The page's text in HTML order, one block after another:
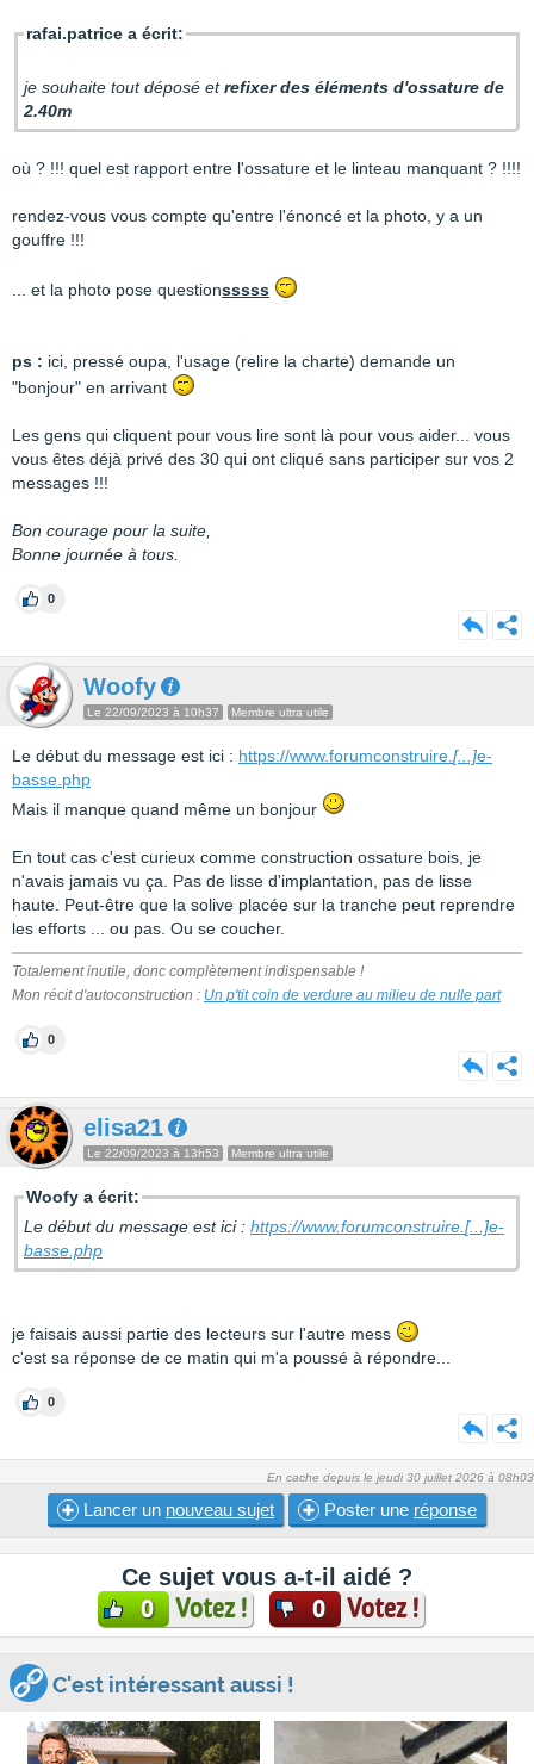
rafai.patrice a écrit:
je souhaite tout déposé etrefixer des éléments d'ossature de
2.40m
où ? !!! quel est rapport entre l'ossature et le linteau manquant ? !!!!
rendez-vous vous compte qu'entre l'énoncé et la photo, y a un
gouffre !!!
... et la photo pose questionsssss
ps : ici, pressé oupa, l'usage (relire la charte) demande un
"bonjour" en arrivant
Les gens qui cliquent pour vous lire sont là pour vous aider... vous
vous êtes déjà privé des 30 qui ont cliqué sans participer sur vos 2
messages !!!
Bon courage pour la suite,
Bonne journée à tous.
0
Woofy
Le 22/09/2023 à 10h37 Membre ultra utile
Le début du message est ici : https://www.forumconstruire. [...]e-
basse.php
Mais il manque quand même un bonjour
En tout cas c'est curieux comme construction ossature bois, je
n'avais jamais vu ça. Pas de lisse d'implantation, pas de lisse
haute. Peut-être que la solive placée sur la tranche peut reprendre
les efforts ... ou pas. Ou se coucher.
Totalement inutile, donc complètement indispensable !
Mon récit d'autoconstruction : Un p'tit coin de verdure au milieu de nulle part
0
elisa21
Le 22/09/2023 à 13h53 Membre ultra utile
Woofy a écrit:
Le début du message est ici : https://www.forumconstruire. [...]e-
basse.php
je faisais aussi partie des lecteurs sur l'autre mess
c'est sa réponse de ce matin qui m'a poussé à répondre...
0
En cache depuis le jeudi 30 juillet 2026 à 08h03
Lancer un nouveau sujet Poster une réponse
Ce sujet vous a-t-il aidé ?
0 Votez ! 0 Votez !
C'est intéressant aussi !